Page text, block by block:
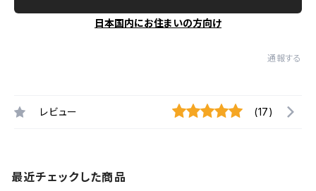
日本国内にお住まいの方向け
通報する
レビュー (17)
最近チェックした商品